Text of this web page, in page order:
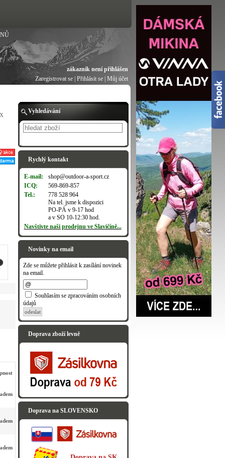
zákazník není přihlášen
Zaregistrovat se| Přihlásit se| Můj účet
Vyhledávání
Rychlý kontakt
E-mail:
shop@outdoor-a-sport.cz
ICQ:
569-869-857
Tel.:
778 528 964
Na tel. jsme k dispozici
PO-PÁ v 9-17 hod
a v SO 10-12:30 hod.
Navštivte naši prodejnu ve Slavičíně...
Novinky na email
Zde se můžete přihlásit k zasílání novinek
na email.
Souhlasím se zpracováním osobních
údajů
odeslat
Doprava zboží levně
Doprava na SLOVENSKO